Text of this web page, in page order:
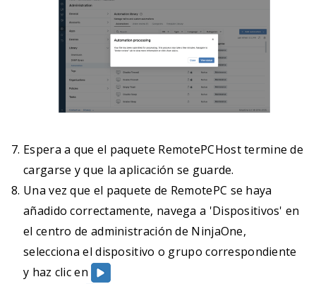
Espera a que el paquete RemotePCHost termine de
cargarse y que la aplicación se guarde.
Una vez que el paquete de RemotePC se haya
añadido correctamente, navega a 'Dispositivos' en
el centro de administración de NinjaOne,
selecciona el dispositivo o grupo correspondiente
y haz clic en